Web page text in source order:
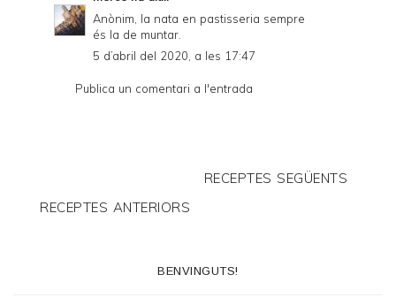
Anònim, la nata en pastisseria sempre
és la de muntar.
5 d’abril del 2020, a les 17:47
Publica un comentari a l'entrada
RECEPTES SEGÜENTS
RECEPTES ANTERIORS
BENVINGUTS!